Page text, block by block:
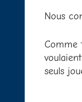
Nous
Comme
seuls